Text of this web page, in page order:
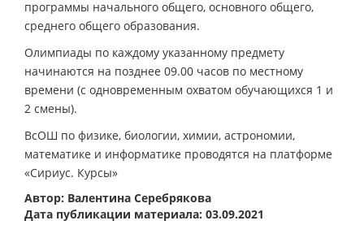
программы начального общего, основного общего,
среднего общего образования.
Олимпиады по каждому указанному предмету
начинаются на позднее 09.00 часов по местному
времени (с одновременным охватом обучающихся 1 и
2 смены).
ВсОШ по физике, биологии, химии, астрономии,
математике и информатике проводятся на платформе
«Сириус. Курсы»
Автор: Валентина Серебрякова
Дата публикации материала: 03.09.2021